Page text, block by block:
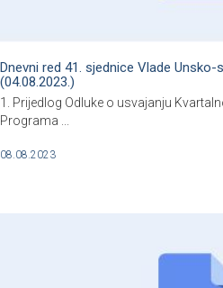
Dnevni red 41. sjednice Vlade
(04.08.2023.)
1. Prijedlog Odluke o usvajanju
Programa ...
08.08.2023